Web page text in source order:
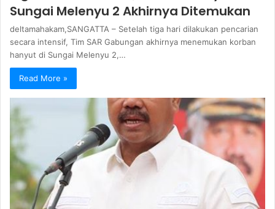
Sungai Melenyu 2 Akhirnya Ditemukan
deltamahakam,SANGATTA – Setelah tiga hari dilakukan pencarian
secara intensif, Tim SAR Gabungan akhirnya menemukan korban
hanyut di Sungai Melenyu 2,…
Read More »